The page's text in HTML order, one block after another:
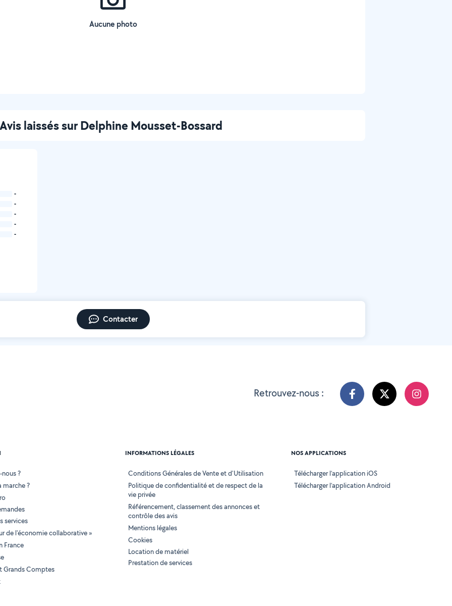
Aucune photo
Avis laissés sur Delphine Mousset-Bossard
-
-
-
-
-
Contacter
Retrouvez-nous :
?
?
services
de l'économie collaborative »
France
Grands Comptes
INFORMATIONS LÉGALES
Conditions Générales de Vente et d'Utilisation
Politique de confidentialité et de respect de la
vie privée
Référencement, classement des annonces et
contrôle des avis
Mentions légales
Cookies
Location de matériel
Prestation de services
NOS APPLICATIONS
Télécharger l’application iOS
Télécharger l’application Android